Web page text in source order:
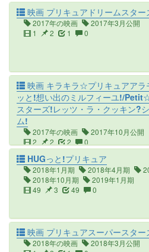
映画 プリキュアドリームスター
2017年の映画
2017年3月公開
1
2 1 0
映画 キラキラ☆プリキュアアラ
ッと!想い出のミルフィーユ!/
スターズ!レッツ・ラ・クッキン?
ム!
2017年の映画
2017年10月公開
2
2 2 0
HUGっと!プリキュア
2018年1月期 2018年4月期
2018年10月期
2019年1月期
49
3 49 0
映画 プリキュアスーパースター
2018年の映画
2018年3月公開